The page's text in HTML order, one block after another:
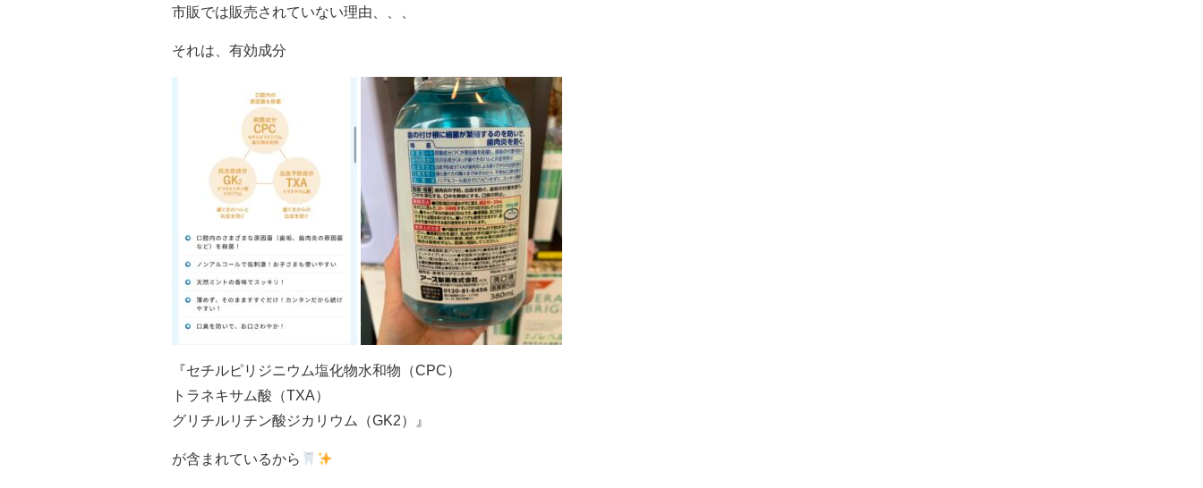
市販では販売されていない理由、、、
それは、有効成分
『セチルピリジニウム塩化物水和物（CPC）
トラネキサム酸（TXA）
グリチルリチン酸ジカリウム（GK2）』
が含まれているから